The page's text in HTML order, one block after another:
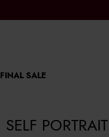
FINAL SALE
SELF PORTRAIT